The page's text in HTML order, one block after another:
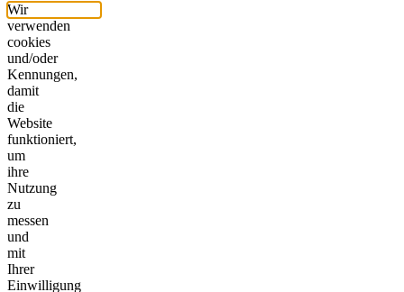
Wir
verwenden
cookies
und/oder
Kennungen,
damit
die
Website
funktioniert,
um
ihre
Nutzung
zu
messen
und
mit
Ihrer
Einwilligung